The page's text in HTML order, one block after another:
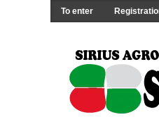
To enter